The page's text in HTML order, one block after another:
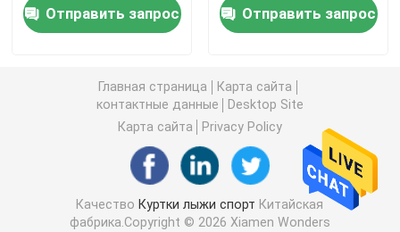
Облегченный жилет скалозуба
Breathable куртка ватки
Высокие гетры спорта талии
Отправить запрос Отправить запрос
Главная страница
Карта сайта
контактные данные
Desktop Site
Карта сайта
Privacy Policy
Качество Куртки лыжи спорт Китайская
фабрика.Copyright © 2026 Xiamen Wonders